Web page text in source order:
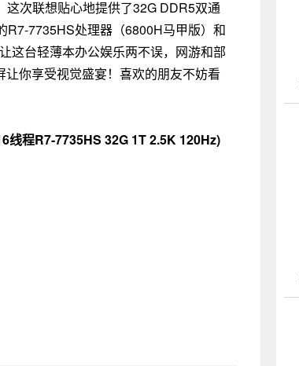
次联想贴心地提供了32G DDR5双通
7735HS处理器（6800H马甲版）和
这台轻薄本办公娱乐两不误，网游和部
你享受视觉盛宴！喜欢的朋友不妨看
线程R7-7735HS 32G 1T 2.5K 120Hz)